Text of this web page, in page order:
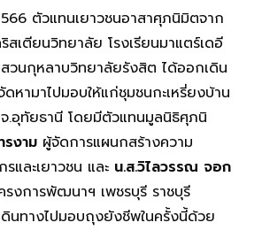
ตัวแทนเยาวชนอาสาศุภนิมิตจาก
สเตียนวิทยาลัย โรงเรียนมาแตร์เดอี
วนกุหลาบวิทยาลัยรังสิต ได้ออกเดิน
หามาไปมอบให้แก่ชุมชนกะเหรี่ยงบ้าน
.อุทัยธานี โดยมีตัวแทนมูลนิธิศุภนิ
งาม ผู้จัดการแผนกสร้างความ
และเยาวชน และ น.ส.วิไลวรรณ จอก
รงการพัฒนาฯ เพชรบุรี ราชบุรี
นทางไปมอบถุงยังชีพในครั้งนี้ด้วย